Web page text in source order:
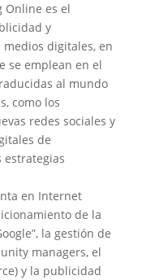
Online es el
y
digitales, en
se emplean en el
al mundo
como los
redes sociales y
de
en Internet
de la
la gestión de
managers, el
y la publicidad